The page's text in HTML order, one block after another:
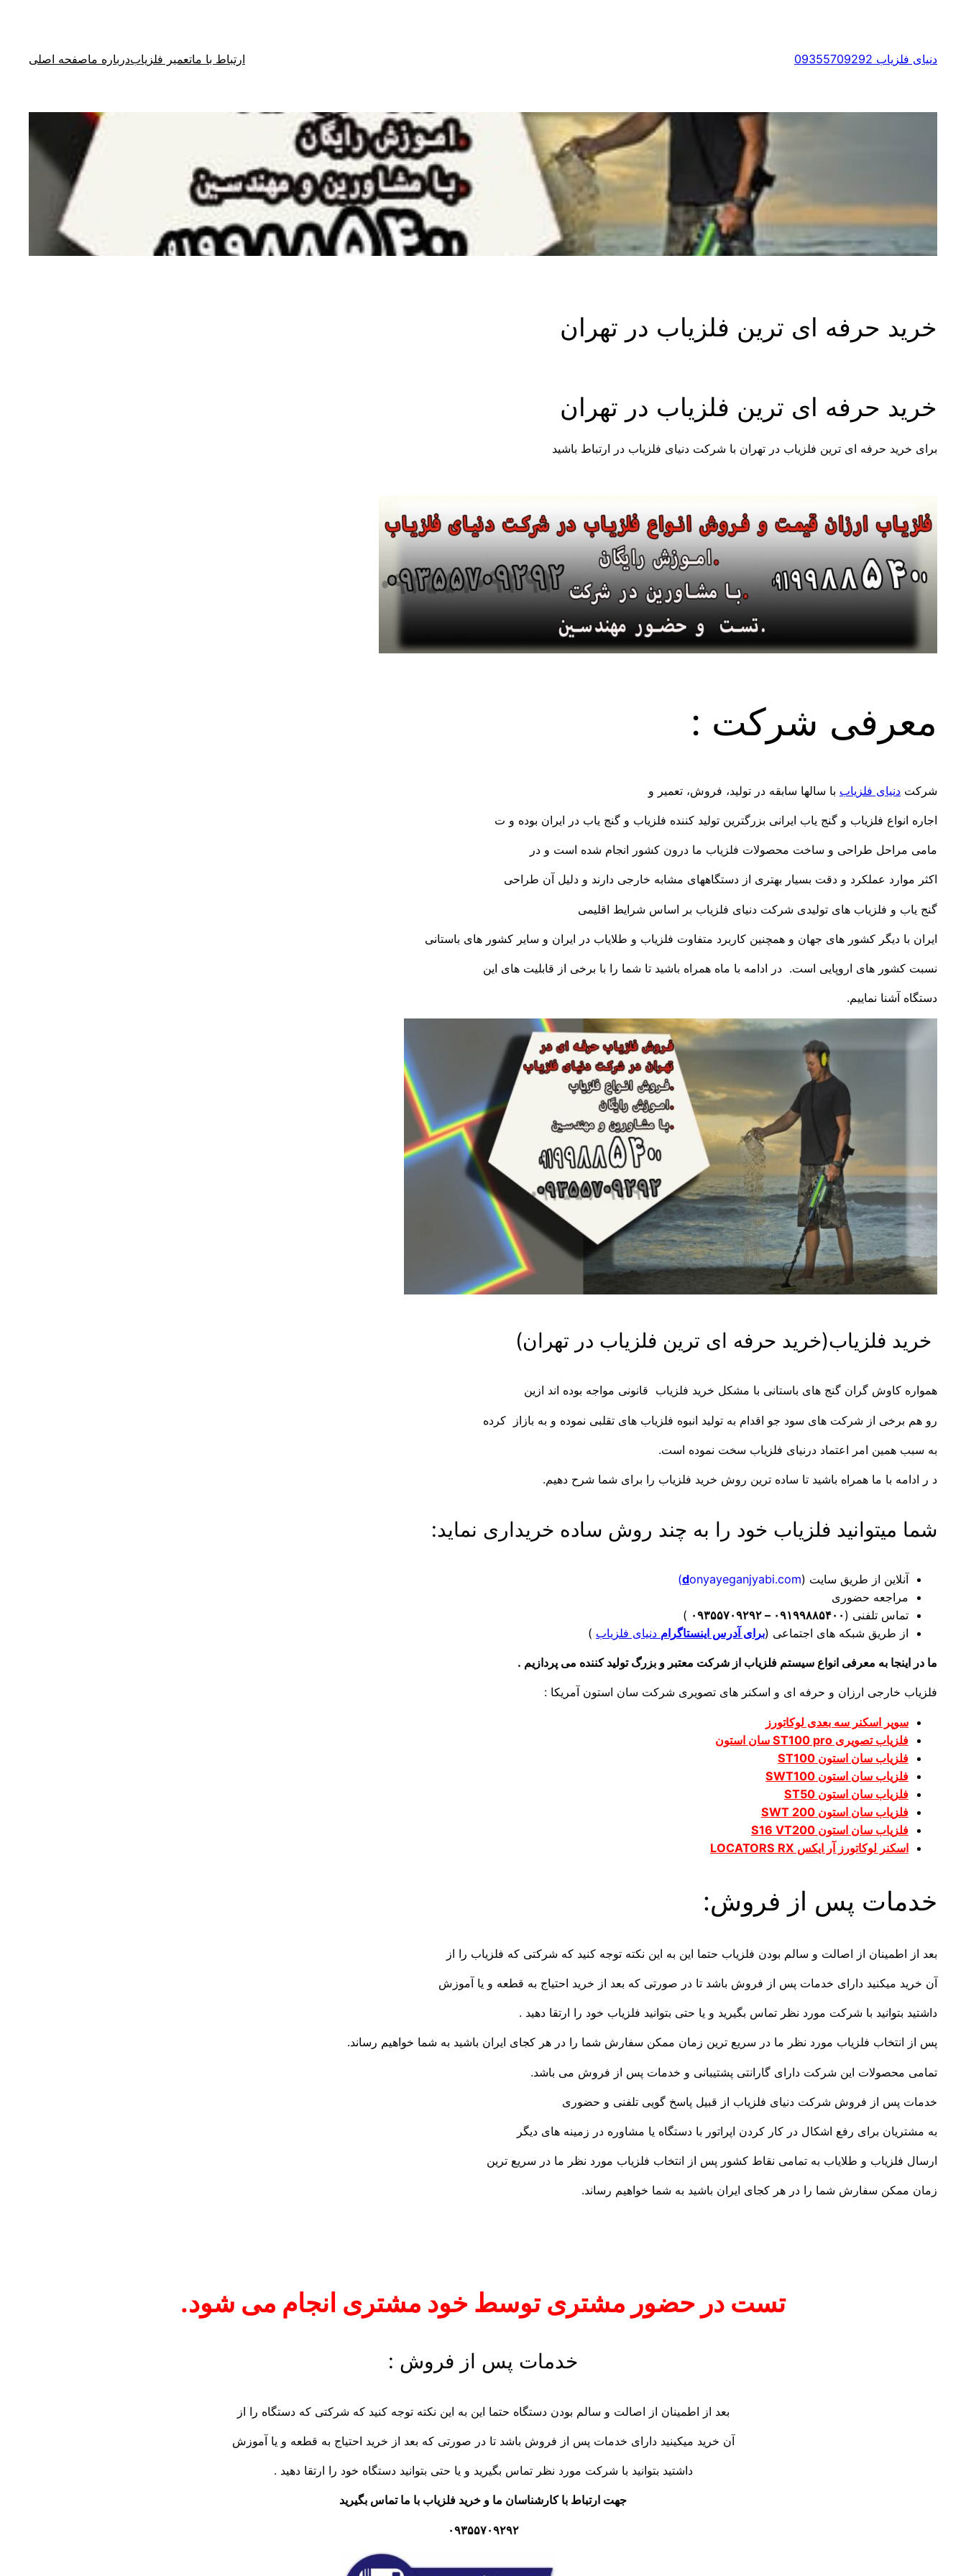
دنیای فلزیاب 09355709292 ارتباط با ماتعمیر فلزیابدرباره ماصفحه اصلی
خرید حرفه ای ترین فلزیاب در تهران
خرید حرفه ای ترین فلزیاب در تهران
برای خرید حرفه ای ترین فلزیاب در تهران با شرکت دنیای فلزیاب در ارتباط باشید
معرفی شرکت :
شرکت دنیای فلزیاب با سالها سابقه در تولید، فروش، تعمیر و
اجاره انواع فلزیاب و گنج یاب ایرانی بزرگترین تولید کننده فلزیاب و گنج یاب در ایران بوده و ت
مامی مراحل طراحی و ساخت محصولات فلزیاب ما درون کشور انجام شده است و در
اکثر موارد عملکرد و دقت بسیار بهتری از دستگاههای مشابه خارجی دارند و دلیل آن طراحی
گنج یاب و فلزیاب های تولیدی شرکت دنیای فلزیاب بر اساس شرایط اقلیمی
ایران با دیگر کشور های جهان و همچنین کاربرد متفاوت فلزیاب و طلایاب در ایران و سایر کشور های باستانی
نسبت کشور های اروپایی است. در ادامه با ماه همراه باشید تا شما را با برخی از قابلیت های این
دستگاه آشنا نماییم.
خرید فلزیاب(خرید حرفه ای ترین فلزیاب در تهران)
همواره کاوش گران گنج های باستانی با مشکل خرید فلزیاب قانونی مواجه بوده اند ازین
رو هم برخی از شرکت های سود جو اقدام به تولید انبوه فلزیاب های تقلبی نموده و به بازاز کرده
به سبب همین امر اعتماد درنیای فلزیاب سخت نموده است.
د ر ادامه با ما همراه باشید تا ساده ترین روش خرید فلزیاب را برای شما شرح دهیم.
شما میتوانید فلزیاب خود را به چند روش ساده خریداری نماید:
آنلاین از طریق سایت ( donyayeganjyabi.com)
مراجعه حضوری
تماس تلفنی ( ۰۹۱۹۹۸۸۵۴۰۰ – ۰۹۳۵۵۷۰۹۲۹۲
)
از طریق شبکه های اجتماعی (برای آدرس اینستاگرام دنیای فلزیاب )
ما در اینجا به معرفی انواع سیستم فلزیاب از شرکت معتبر و بزرگ تولید کننده می پردازیم .
فلزیاب خارجی ارزان و حرفه ای و اسکنر های تصویری شرکت سان استون آمریکا :
سوپر اسکنر سه بعدی لوکاتورز
فلزیاب تصویری ST100 pro سان استون
فلزیاب سان استون ST100
فلزیاب سان استون SWT100
فلزیاب سان استون ST50
فلزیاب سان استون SWT 200
فلزیاب سان استون S16 VT200
اسکنر لوکاتورز آر ایکس LOCATORS RX
خدمات پس از فروش:
بعد از اطمینان از اصالت و سالم بودن فلزیاب حتما این به این نکته توجه کنید که شرکتی که فلزیاب را از
آن خرید میکنید دارای خدمات پس از فروش باشد تا در صورتی که بعد از خرید احتیاج به قطعه و یا آموزش
داشتید بتوانید با شرکت مورد نظر تماس بگیرید و یا حتی بتوانید فلزیاب خود را ارتقا دهید .
پس از انتخاب فلزیاب مورد نظر ما در سریع ترین زمان ممکن سفارش شما را در هر کجای ایران باشید به شما خواهیم رساند.
تمامی محصولات این شرکت دارای گارانتی پشتیبانی و خدمات پس از فروش می باشد.
خدمات پس از فروش شرکت دنیای فلزیاب از قبیل پاسخ گویی تلفنی و حضوری
به مشتریان برای رفع اشکال در کار کردن اپراتور با دستگاه یا مشاوره در زمینه های دیگر
ارسال فلزیاب و طلایاب به تمامی نقاط کشور پس از انتخاب فلزیاب مورد نظر ما در سریع ترین
زمان ممکن سفارش شما را در هر کجای ایران باشید به شما خواهیم رساند.
تست در حضور مشتری توسط خود مشتری انجام می شود.
خدمات پس از فروش :
بعد از اطمینان از اصالت و سالم بودن دستگاه حتما این به این نکته توجه کنید که شرکتی که دستگاه را از
آن خرید میکینید دارای خدمات پس از فروش باشد تا در صورتی که بعد از خرید احتیاج به قطعه و یا آموزش
داشتید بتوانید با شرکت مورد نظر تماس بگیرید و یا حتی بتوانید دستگاه خود را ارتقا دهید .
جهت ارتباط با کارشناسان ما و خرید فلزیاب با ما تماس بگیرید
۰۹۳۵۵۷۰۹۲۹۲